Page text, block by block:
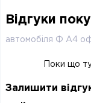
Відгуки
автомобіля Ф А4
Поки що
Залишити